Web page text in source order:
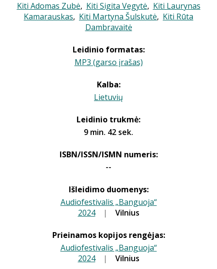
Kiti Adomas Zubė, Kiti Sigita Vegytė, Kiti Laurynas
Kamarauskas, Kiti Martyna Šulskutė, Kiti Rūta
Dambravaitė
Leidinio formatas:
MP3 (garso įrašas)
Kalba:
Lietuvių
Leidinio trukmė:
9 min. 42 sek.
ISBN/ISSN/ISMN numeris:
--
Išleidimo duomenys:
Audiofestivalis „Banguoja“
2024 | Vilnius
Prieinamos kopijos rengėjas:
Audiofestivalis „Banguoja“
2024 | Vilnius